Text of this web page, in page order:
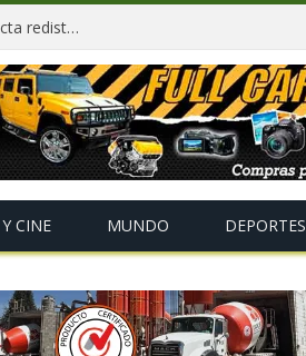
Paz y gobernadores firman acuerdo del 50/50 que proyecta redistribuir recursos y tributos desde 2027
CINE MUNDO DEPORTES